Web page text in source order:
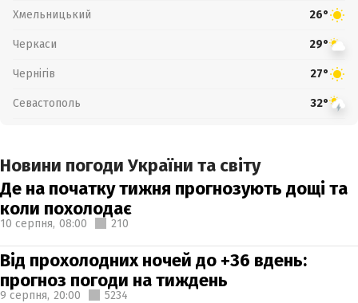
Хмельницький 26°
Черкаси 29°
Чернігів 27°
Севастополь 32°
Новини погоди України та світу
Де на початку тижня прогнозують дощі та
коли похолодає
10 серпня, 08:00 210
Від прохолодних ночей до +36 вдень:
прогноз погоди на тиждень
9 серпня, 20:00 5234